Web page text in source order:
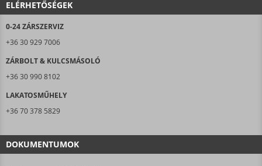
ELÉRHETŐSÉGEK
0-24 ZÁRSZERVIZ
+36 30 929 7006
ZÁRBOLT & KULCSMÁSOLÓ
+36 30 990 8102
LAKATOSMŰHELY
+36 70 378 5829
DOKUMENTUMOK